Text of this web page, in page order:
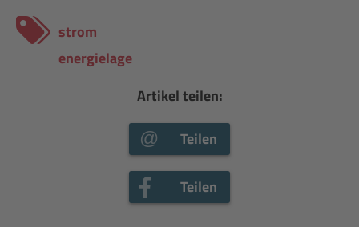
strom
energielage
Artikel teilen:
Teilen
Teilen